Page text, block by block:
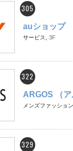
305
auショップ
サービス, 3F
322
ARGOS （ア
メンズファッション,
329